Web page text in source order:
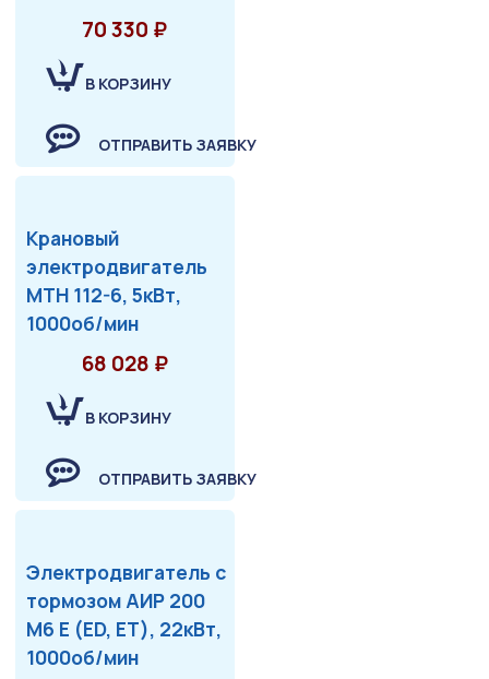
70 330 ₽
В КОРЗИНУ
ОТПРАВИТЬ ЗАЯВКУ
Крановый
электродвигатель
МТН 112-6, 5кВт,
1000об/мин
68 028 ₽
В КОРЗИНУ
ОТПРАВИТЬ ЗАЯВКУ
Электродвигатель с
тормозом АИР 200
М6 Е (ED, ET), 22кВт,
1000об/мин